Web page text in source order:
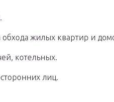
обхода жилых квартир и
котельных.
лиц.